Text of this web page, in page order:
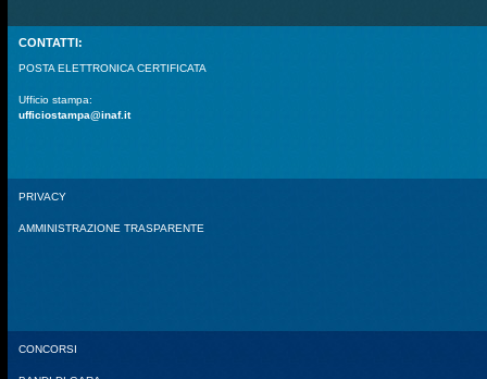
CONTATTI:
POSTA ELETTRONICA CERTIFICATA
Ufficio stampa:
ufficiostampa@inaf.it
PRIVACY
AMMINISTRAZIONE TRASPARENTE
CONCORSI